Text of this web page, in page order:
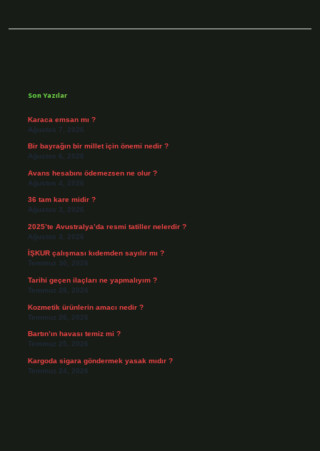
Son Yazılar
Karaca emsan mı ?
Ağustos 7, 2026
Bir bayrağın bir millet için önemi nedir ?
Ağustos 6, 2026
Avans hesabını ödemezsen ne olur ?
Ağustos 4, 2026
36 tam kare midir ?
Ağustos 3, 2026
2025’te Avustralya’da resmi tatiller nelerdir ?
Ağustos 3, 2026
İŞKUR çalışması kıdemden sayılır mı ?
Temmuz 30, 2026
Tarihi geçen ilaçları ne yapmalıyım ?
Temmuz 28, 2026
Kozmetik ürünlerin amacı nedir ?
Temmuz 26, 2026
Bartın’ın havası temiz mi ?
Temmuz 25, 2026
Kargoda sigara göndermek yasak mıdır ?
Temmuz 24, 2026